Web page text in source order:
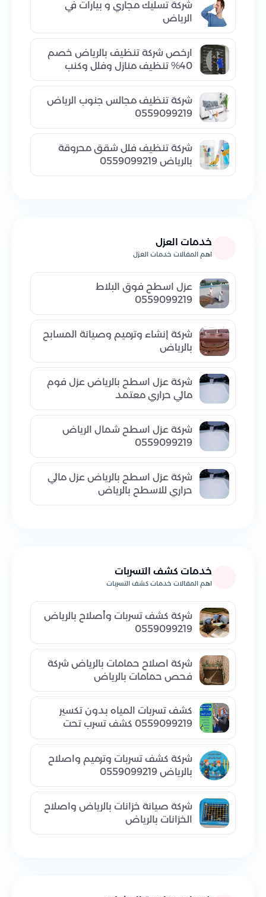
شركة تسليك مجاري و بيارات في
الرياض
ارخص شركة تنظيف بالرياض خصم
40% تنظيف منازل وفلل وكنب
شركة تنظيف مجالس جنوب الرياض
0559099219
شركة تنظيف فلل شقق محروقة
بالرياض 0559099219
خدمات العزل
اهم المقالات خدمات العزل
عزل اسطح فوق البلاط
0559099219
شركة إنشاء وترميم وصيانة المسابح
بالرياض
شركة عزل اسطح بالرياض عزل فوم
مائي حراري معتمد
شركة عزل اسطح شمال الرياض
0559099219
شركة عزل اسطح بالرياض عزل مائي
حراري للاسطح بالرياض
خدمات كشف التسربات
اهم المقالات خدمات كشف التسربات
شركة كشف تسربات وأصلاح بالرياض
0559099219
شركة اصلاح حمامات بالرياض شركة
فحص حمامات بالرياض
كشف تسربات المياه بدون تكسير
0559099219 كشف تسرب تحت
البلاط
شركة كشف تسربات وترميم واصلاح
بالرياض 0559099219
شركة صيانة خزانات بالرياض واصلاح
الخزانات بالرياض